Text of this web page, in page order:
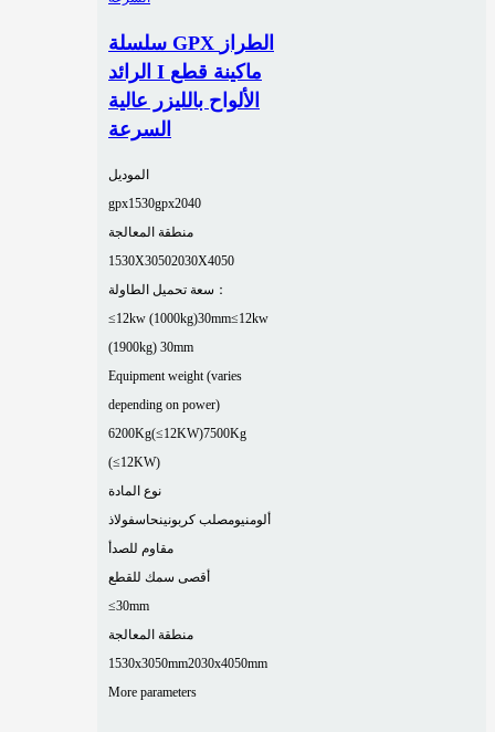
سلسلة GPX الطراز
الرائد I ماكينة قطع
الألواح بالليزر عالية
السرعة
الموديل
gpx1530gpx2040
منطقة المعالجة
1530X30502030X4050
سعة تحميل الطاولة：
≤12kw (1000kg)30mm≤12kw
(1900kg) 30mm
Equipment weight (varies
depending on power)
6200Kg(≤12KW)7500Kg
(≤12KW)
نوع المادة
ألومنيومصلب كربونينحاسفولاذ
مقاوم للصدأ
أقصى سمك للقطع
≤30mm
منطقة المعالجة
1530x3050mm2030x4050mm
More parameters